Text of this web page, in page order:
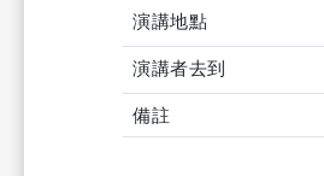
演講地點
演講者去到
備註